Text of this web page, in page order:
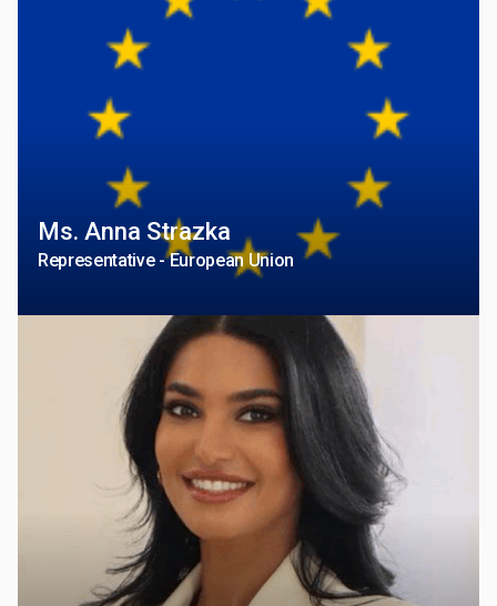
Ms. Anna Strazka
Representative - European Union